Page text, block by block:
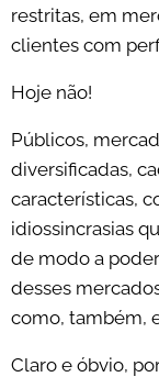
restritas, em
clientes com
Hoje não!
Públicos,
diversificadas,
características,
idiossincrasias
de modo a
desses
como, também,
Claro e óbvio,